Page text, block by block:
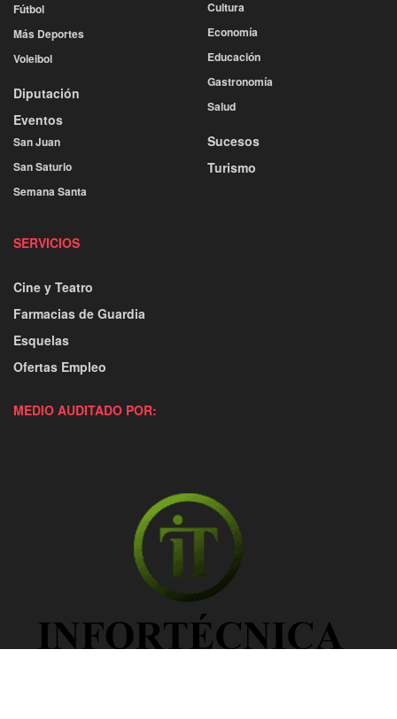
Fútbol
Más Deportes
Voleibol
Diputación
Eventos
San Juan
San Saturio
Semana Santa
Cultura
Economía
Educación
Gastronomía
Salud
Sucesos
Turismo
SERVICIOS
Cine y Teatro
Farmacias de Guardia
Esquelas
Ofertas Empleo
MEDIO AUDITADO POR: